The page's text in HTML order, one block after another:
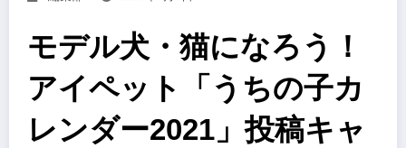
モデル犬・猫になろう！
アイペット「うちの子カ
レンダー2021」投稿キャ